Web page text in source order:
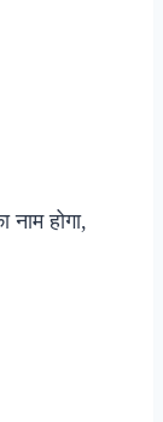
होगा,